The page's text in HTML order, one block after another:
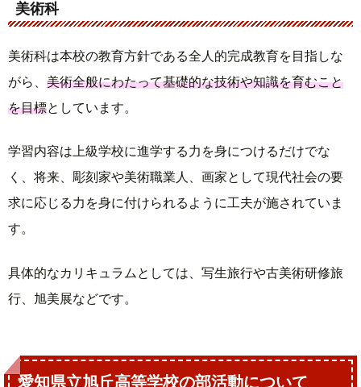
美術科
美術科は本校の教育方針である全人的完成教育を目指しな
がら、 美術全般にわたって基礎的な技術や知識を育むこと
を目標としています。
学習内容は上級学校に進学する力を身につけるだけでな
く、将来、彫刻家や美術職業人、画家として現代社会の要
求に応じる力を身に付けられるように工夫が施されていま
す。
具体的なカリキュラムとしては、写生旅行や古美術研修旅
行、旭美展などです。
愛知県立旭丘高等学校の部活動について